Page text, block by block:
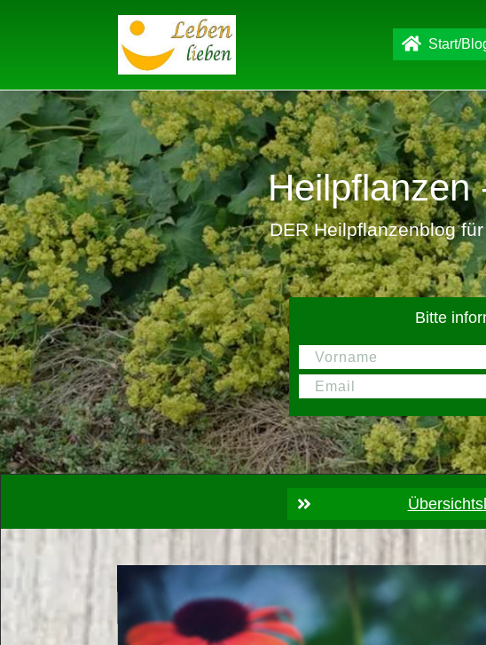
Start/
Heilpflanzen
DER Heilpflanzenblog
Bitte